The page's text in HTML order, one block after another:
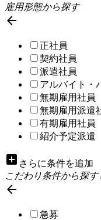
雇用形態から探す

正社員
契約社員
派遣社員
アルバイト・
無期雇用社員
無期雇用派遣
有期雇用社員
紹介予定派遣
add_box さらに条件を追加
こだわり条件から探す

急募